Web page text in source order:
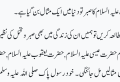
کا صبر تو دنیا میں ایک مثال بن گیا ہے۔
کریں توہمیں ان کی زندگی میں بھی صبر وتحمل کی
عیسی علیہ السلام , حضرت یعقوب علیہ السلام,
مل جائنگی۔ خود رسول پاک صلی اللہ علیہ